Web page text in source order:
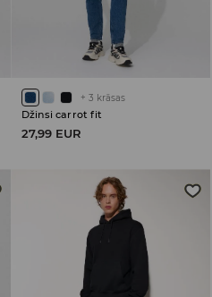
+ 3 krāsas
Džinsi carrot fit
27,99 EUR